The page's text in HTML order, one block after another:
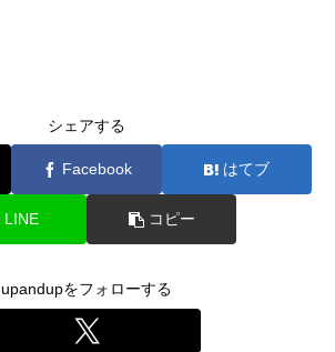
シェアする
Facebook はてブ
LINE コピー
upandupをフォローする